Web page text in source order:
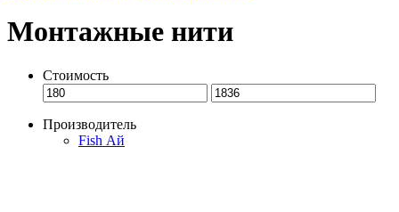
Монтажные нити
Стоимость
Производитель
Fish Ай